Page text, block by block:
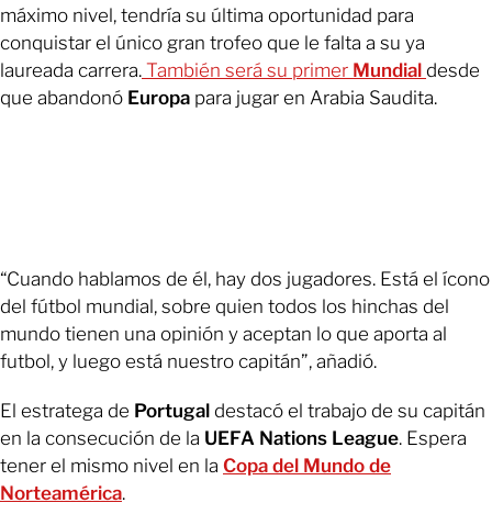
máximo nivel, tendría su última oportunidad para
conquistar el único gran trofeo que le falta a su ya
laureada carrera. También será su primer Mundial desde
que abandonó Europa para jugar en Arabia Saudita.
“Cuando hablamos de él, hay dos jugadores. Está el ícono
del fútbol mundial, sobre quien todos los hinchas del
mundo tienen una opinión y aceptan lo que aporta al
futbol, y luego está nuestro capitán”, añadió.
El estratega de Portugal destacó el trabajo de su capitán
en la consecución de la UEFA Nations League. Espera
tener el mismo nivel en la Copa del Mundo de
Norteamérica.